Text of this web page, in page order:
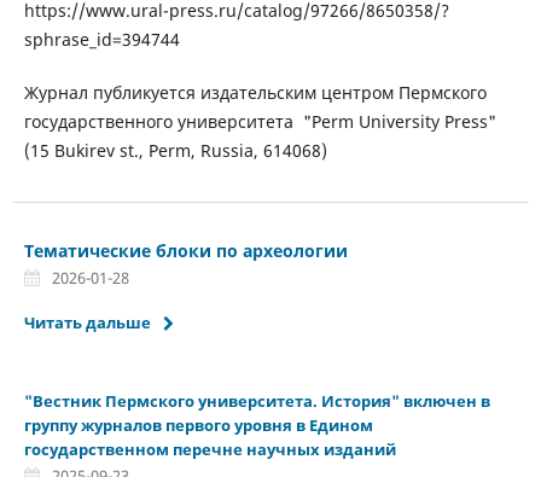
https://www.ural-press.ru/catalog/97266/8650358/?
sphrase_id=394744
Журнал публикуется издательским центром Пермского
государственного университета "Perm University Press"
(15 Bukirev st., Perm, Russia, 614068)
Тематические блоки по археологии
2026-01-28
Читать дальше
"Вестник Пермского университета. История" включен в
группу журналов первого уровня в Едином
государственном перечне научных изданий